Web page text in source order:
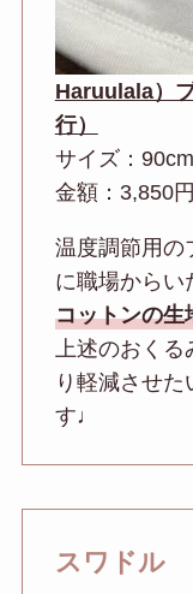
Haruulala）
行）
サイズ：
金額：3,850
温度調節用の
に職場からい
コットンの生
上述のおく
り軽減させ
す♩
スワドル